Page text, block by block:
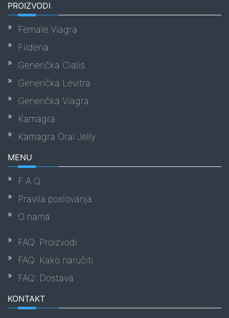
PROIZVODI
Female Viagra
Fildena
Generička Cialis
Generička Levitra
Generička Viagra
Kamagra
Kamagra Oral Jelly
MENU
F.A.Q.
Pravila poslovanja
O nama
FAQ: Proizvodi
FAQ: Kako naručiti
FAQ: Dostava
KONTAKT